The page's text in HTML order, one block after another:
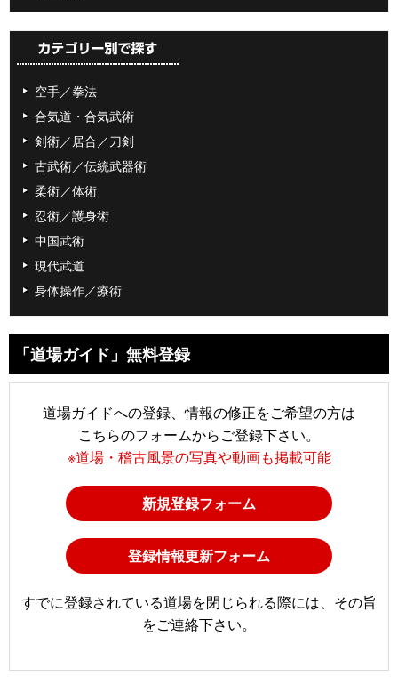
空手／拳法
合気道・合気武術
剣術／居合／刀剣
古武術／伝統武器術
柔術／体術
忍術／護身術
中国武術
現代武道
身体操作／療術
「道場ガイド」無料登録
道場ガイドへの登録、情報の修正をご希望の方は
こちらのフォームからご登録下さい。
※道場・稽古風景の写真や動画も掲載可能
新規登録フォーム
登録情報更新フォーム
すでに登録されている道場を閉じられる際には、その旨
をご連絡下さい。